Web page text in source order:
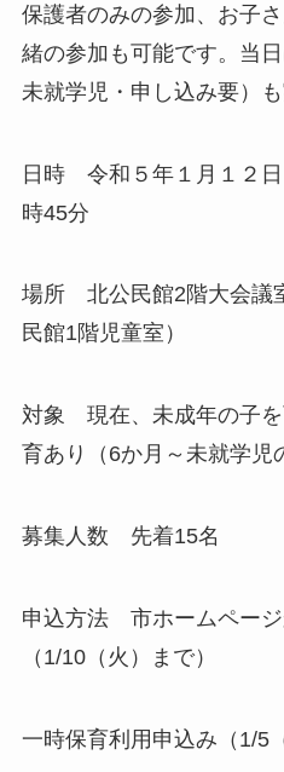
保護者のみの参加、お子
緒の参加も可能です。当
未就学児・申し込み要）も
日時 令和５年１月１２
時45分
場所 北公民館2階大会議
民館1階児童室）
対象 現在、未成年の子
育あり（6か月～未就学児
募集人数 先着15名
申込方法 市ホームペー
（1/10（火）まで）
一時保育利用申込み（1/5